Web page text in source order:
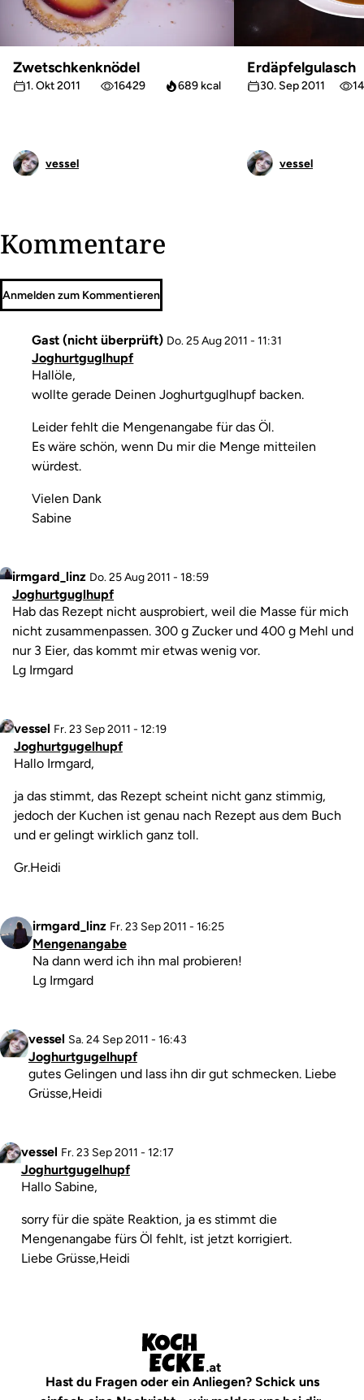
Zwetschkenknödel
1. Okt 2011 16429 689 kcal
vessel
Erdäpfelgulasch
30. Sep 2011
vessel
Kommentare
Anmelden zum Kommentieren
Gast (nicht überprüft) Do. 25 Aug 2011 - 11:31
Joghurtguglhupf
Kommentar
Hallöle,
wollte gerade Deinen Joghurtguglhupf backen.
Leider fehlt die Mengenangabe für das Öl.
Es wäre schön, wenn Du mir die Menge mitteilen
würdest.
Vielen Dank
Sabine
Profilbild
irmgard_linz Do. 25 Aug 2011 - 18:59
Joghurtguglhupf
von
Gast
Joghurtguglhupf
Kommentar
Hab das Rezept nicht ausprobiert, weil die Masse für mich
nicht zusammenpassen. 300 g Zucker und 400 g Mehl und
nur 3 Eier, das kommt mir etwas wenig vor.
Lg Irmgard
Profilbild
vessel Fr. 23 Sep 2011 - 12:19Antwort
von
irmgard_linz
Joghurtgugelhupf
Kommentar
Hallo Irmgard,
ja das stimmt, das Rezept scheint nicht ganz stimmig,
jedoch der Kuchen ist genau nach Rezept aus dem Buch
und er gelingt wirklich ganz toll.
Gr.Heidi
Profilbildirmgard_linz Fr. 23 Sep 2011 - 16:25
Joghurtgugelhupf
Mengenangabe
Kommentar
Na dann werd ich ihn mal probieren!
Lg Irmgard
Profilbild
vessel Sa. 24 Sep 2011 - 16:43
Mengenangabe
Joghurtgugelhupf
Kommentar
gutes Gelingen und lass ihn dir gut schmecken. Liebe
Grüsse,Heidi
Profilbild
vessel Fr. 23 Sep 2011 - 12:17
von
Gast
(nicht
Joghurtgugelhupf
Kommentar
Hallo Sabine,
sorry für die späte Reaktion, ja es stimmt die
Mengenangabe fürs Öl fehlt, ist jetzt korrigiert.
Liebe Grüsse,Heidi
Hast du Fragen oder ein Anliegen? Schick uns